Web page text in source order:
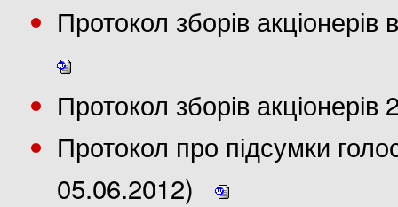
Протокол зборів
Протокол зборів
Протокол про підсумки
05.06.2012)